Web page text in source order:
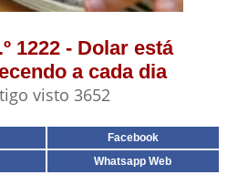
1222 - Dolar está
a cada dia
visto 3652
Facebook
Whatsapp Web